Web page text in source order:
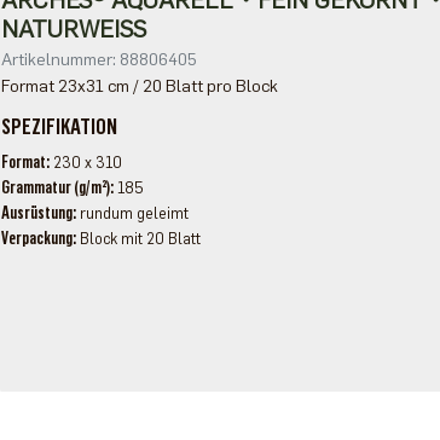
NATURWEISS
Artikelnummer: 88806405
Format 23x31 cm / 20 Blatt pro Block
SPEZIFIKATION
Format 230 x 310
Grammatur (g/m²) 185
Ausrüstung rundum geleimt
Verpackung Block mit 20 Blatt